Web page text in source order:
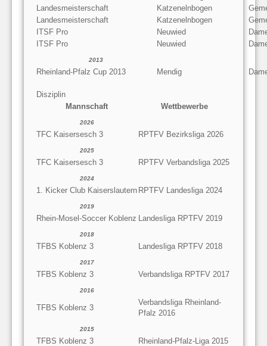
Landesmeisterschaft
Katzenelnbogen
Landesmeisterschaft
Katzenelnbogen
ITSF Pro
Neuwied
ITSF Pro
Neuwied
2013
Rheinland-Pfalz Cup 2013 Mendig
Disziplin
Mannschaft
Wettbewerbe
2026
TFC Kaisersesch 3 RPTFV Bezirksliga 2026
2025
TFC Kaisersesch 3 RPTFV Verbandsliga 2025
2024
1. Kicker Club Kaiserslautern RPTFV Landesliga 2024
2019
Rhein-Mosel-Soccer Koblenz Landesliga RPTFV 2019
2018
TFBS Koblenz 3 Landesliga RPTFV 2018
2017
TFBS Koblenz 3 Verbandsliga RPTFV 2017
2016
TFBS Koblenz 3
Verbandsliga Rheinland-
Pfalz 2016
2015
TFBS Koblenz 3 Rheinland-Pfalz-Liga 2015